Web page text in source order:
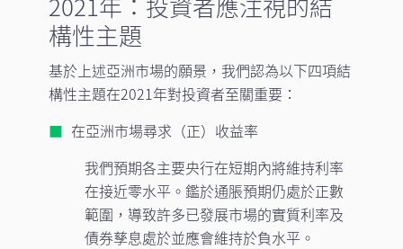
構性主題
基於上述亞洲市場的願景，我們認為以下四項結
構性主題在2021年對投資者至關重要：
在亞洲市場尋求（正）收益率
我們預期各主要央行在短期內將維持利率
在接近零水平。鑑於通脹預期仍處於正數
範圍，導致許多已發展市場的實質利率及
債券孳息處於並應會維持於負水平。